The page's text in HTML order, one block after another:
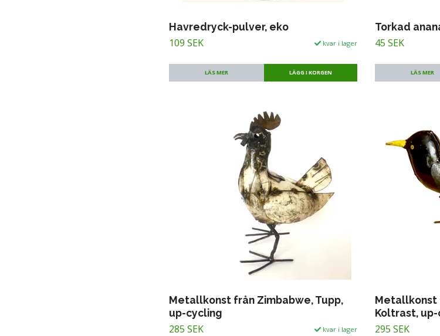
Havredryck-pulver, eko
109 SEK kvar i lager
LÄS MER
Torkad
45 SEK
LÄS MER
Metallkonst från Zimbabwe, Tupp,
up-cycling
285 SEK kvar i lager
Metallkonst
Koltrast,
295 SEK